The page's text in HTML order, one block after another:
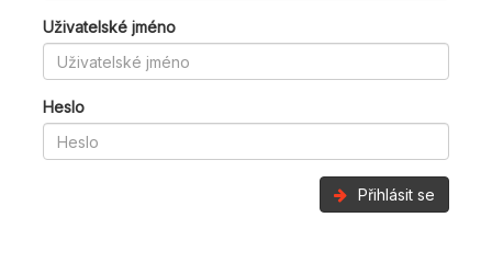
Uživatelské jméno
Heslo
Přihlásit se